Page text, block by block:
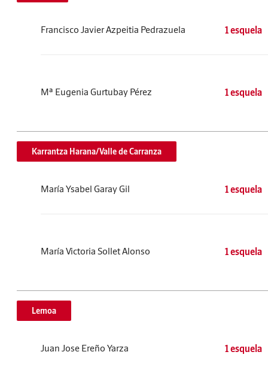
Francisco Javier Azpeitia Pedrazuela 1 esquela
Mª Eugenia Gurtubay Pérez 1 esquela
Karrantza Harana/Valle de Carranza
María Ysabel Garay Gil 1 esquela
María Victoria Sollet Alonso 1 esquela
Lemoa
Juan Jose Ereño Yarza 1 esquela